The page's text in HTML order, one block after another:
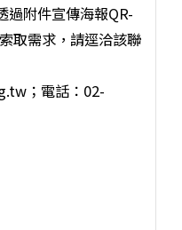
過附件宣傳海報QR-
取需求，請逕洽該聯
；電話：02-